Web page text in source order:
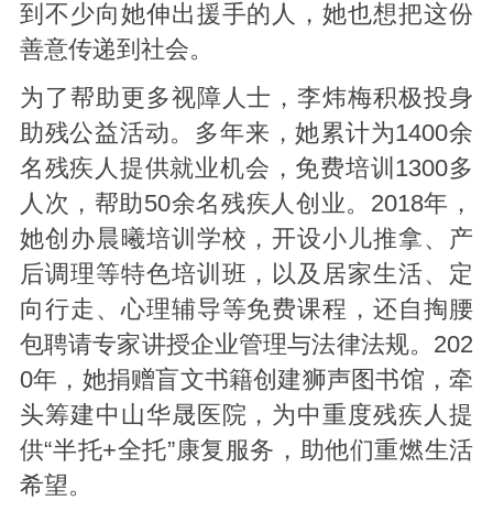
到不少向她伸出援手的人，她也想把这份
善意传递到社会。
为了帮助更多视障人士，李炜梅积极投身
助残公益活动。多年来，她累计为1400余
名残疾人提供就业机会，免费培训1300多
人次，帮助50余名残疾人创业。2018年，
她创办晨曦培训学校，开设小儿推拿、产
后调理等特色培训班，以及居家生活、定
向行走、心理辅导等免费课程，还自掏腰
包聘请专家讲授企业管理与法律法规。202
0年，她捐赠盲文书籍创建狮声图书馆，牵
头筹建中山华晟医院，为中重度残疾人提
供“半托+全托”康复服务，助他们重燃生活
希望。